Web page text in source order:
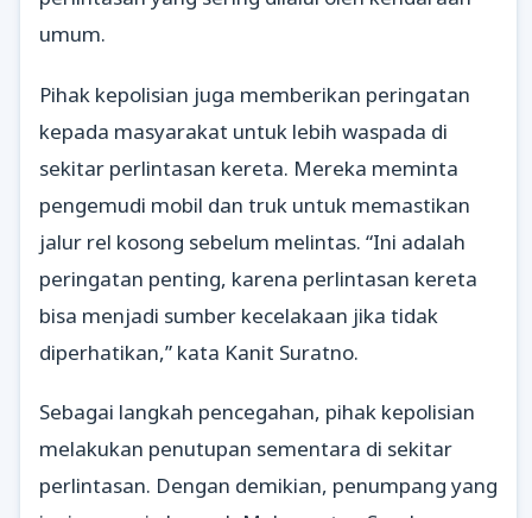
umum.
Pihak kepolisian juga memberikan peringatan
kepada masyarakat untuk lebih waspada di
sekitar perlintasan kereta. Mereka meminta
pengemudi mobil dan truk untuk memastikan
jalur rel kosong sebelum melintas. “Ini adalah
peringatan penting, karena perlintasan kereta
bisa menjadi sumber kecelakaan jika tidak
diperhatikan,” kata Kanit Suratno.
Sebagai langkah pencegahan, pihak kepolisian
melakukan penutupan sementara di sekitar
perlintasan. Dengan demikian, penumpang yang